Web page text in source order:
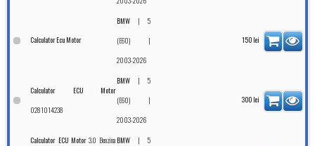
Calculator Ecu Motor
BMW |5
(E60) |
2003-2026
150 lei
Calculator ECU Motor
0281014238
BMW |5
(E60) |
2003-2026
300 lei
Calculator ECU Motor3.0 Benzina BMW |5